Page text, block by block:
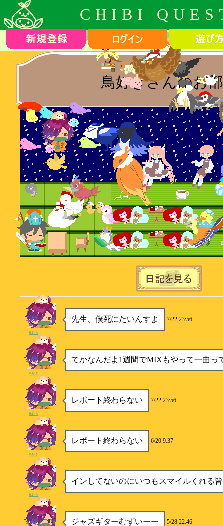
CHIBI
鳥好きさんのお
先生、僕死にたいんすよ 7/22 23:56
鳥好き
てかなんだよ1週間でMIXもやって一曲っ
鳥好き
レポート終わらない 7/22 23:56
鳥好き
レポート終わらない 6/20 9:37
鳥好き
インしてないのにいつもスマイルくれる
鳥好き
ジャズギターむずいーー 5/28 22:46